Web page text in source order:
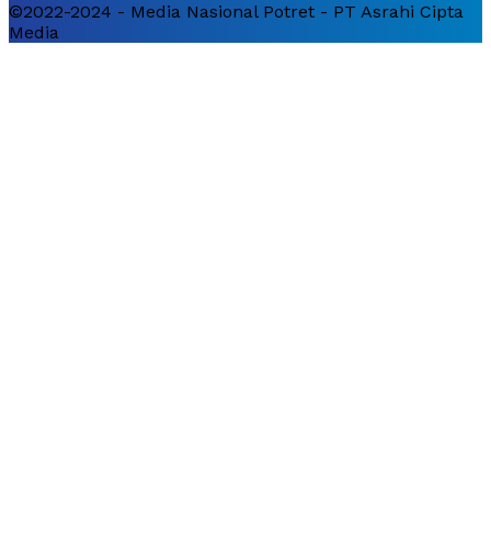
©2022-2024 - Media Nasional Potret - PT Asrahi Cipta
Media